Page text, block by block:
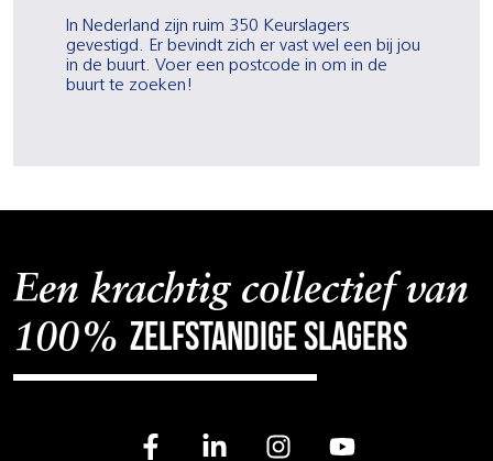
In Nederland zijn ruim 350 Keurslagers
gevestigd. Er bevindt zich er vast wel een bij jou
in de buurt. Voer een postcode in om in de
buurt te zoeken!
Een krachtig collectief van
100% zelfstandige slagers